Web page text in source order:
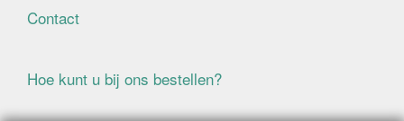
Contact
Hoe kunt u bij ons bestellen?